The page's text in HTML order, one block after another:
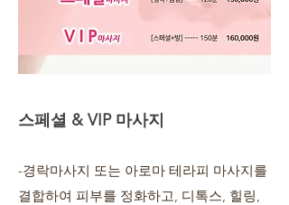
스페셜 & VIP 마사지
-경락마사지 또는 아로마 테라피 마사지를
결합하여 피부를 정화하고, 디톡스, 힐링,